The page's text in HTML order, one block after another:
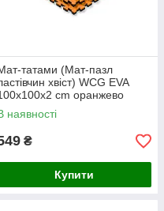
татами (Мат-пазл
хвіст) WCG EVA
cm оранжево
ASG
наявності
₴
Купити